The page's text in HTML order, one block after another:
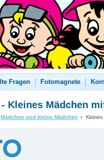
Fragen Fotomagnete
Kleines Mädchen
Mädchen und kleine Mädchen